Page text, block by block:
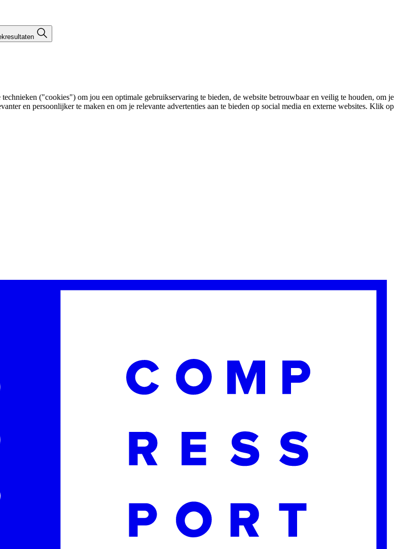
("cookies") om jou een optimale gebruikservaring te bieden, de website betrouwbaar en veilig te houden, om je
en persoonlijker te maken en om je relevante advertenties aan te bieden op social media en externe websites. Klik op